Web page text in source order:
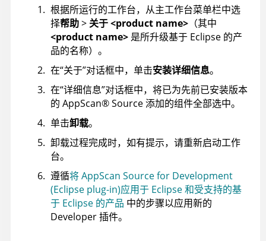
根据所运行的工作台，从主工作台菜单栏中选
择帮助> 关于 <product name> （其中
<product name> 是所升级基于 Eclipse 的产
品的名称）。
在“关于”对话框中，单击安装详细信息。
在“详细信息”对话框中，将已为先前已安装版本
的 AppScan®Source添加的组件全部选中。
单击卸载。
卸载过程完成时，如有提示，请重新启动工作
台。
遵循将 AppScan Source for Development
(Eclipse plug-in)应用于 Eclipse 和受支持的基
于 Eclipse 的产品 中的步骤以应用新的
Developer 插件。